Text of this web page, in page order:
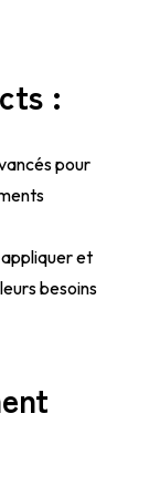
:
pour
et
besoins